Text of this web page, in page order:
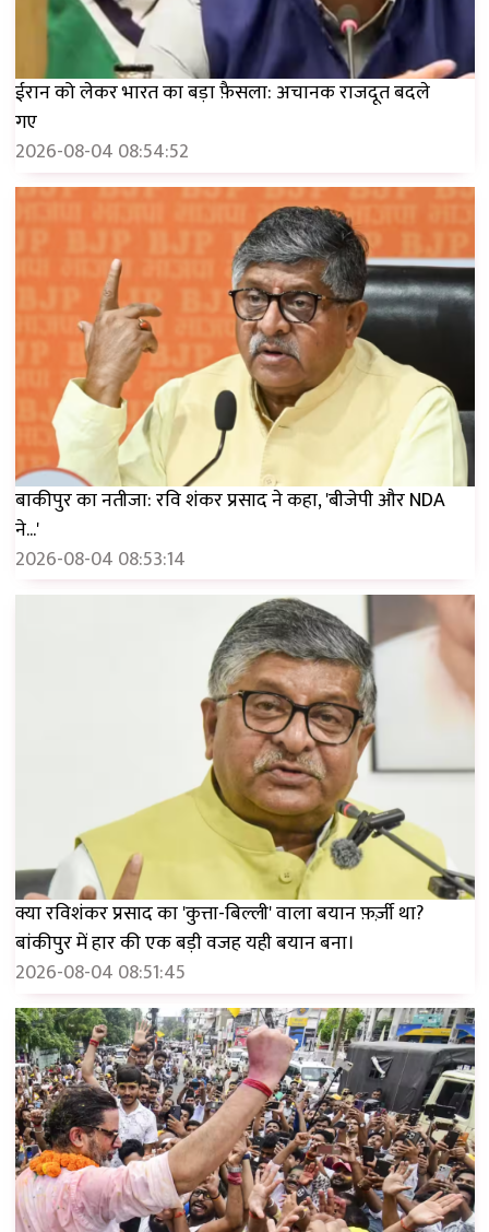
ईरान को लेकर भारत का बड़ा फ़ैसला: अचानक राजदूत बदले
गए
2026-08-04 08:54:52
बाकीपुर का नतीजा: रवि शंकर प्रसाद ने कहा, 'बीजेपी और NDA
ने...'
2026-08-04 08:53:14
क्या रविशंकर प्रसाद का 'कुत्ता-बिल्ली' वाला बयान फ़र्ज़ी था?
बांकीपुर में हार की एक बड़ी वजह यही बयान बना।
2026-08-04 08:51:45